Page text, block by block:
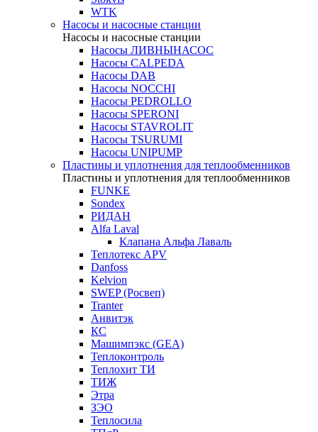
WTK
Насосы и насосные станции
Насосы и насосные станции
Насосы ЛИВНЫНАСОС
Насосы CALPEDA
Насосы DAB
Насосы NOCCHI
Насосы PEDROLLO
Насосы SPERONI
Насосы STAVROLIT
Насосы TSURUMI
Насосы UNIPUMP
Пластины и уплотнения для теплообменников
Пластины и уплотнения для теплообменников
FUNKE
Sondex
РИДАН
Alfa Laval
Клапана Альфа Лаваль
Теплотекс APV
Danfoss
Kelvion
SWEP (Росвеп)
Tranter
Анвитэк
КС
Машимпэкс (GEA)
Теплоконтроль
Теплохит ТИ
ТИЖ
Этра
ЗЭО
Теплосила